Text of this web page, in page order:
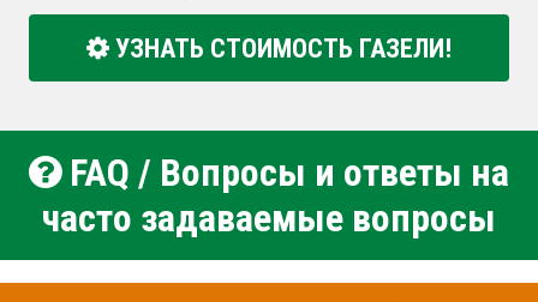
УЗНАТЬ СТОИМОСТЬ ГАЗЕЛИ!
FAQ / Вопросы и ответы на
часто задаваемые вопросы